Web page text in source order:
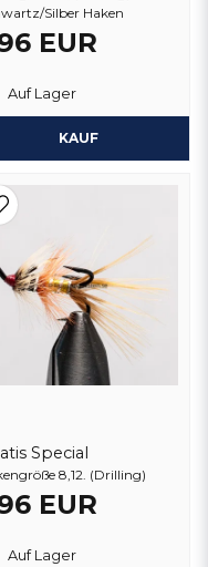
Silber Haken
EUR
Auf Lager
KAUF
Special
8,12. (Drilling)
EUR
Auf Lager